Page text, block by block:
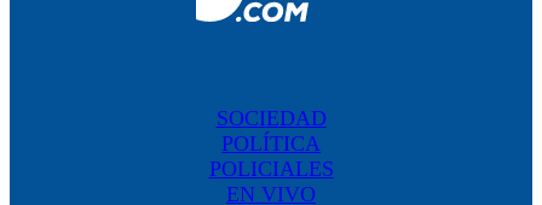
SOCIEDAD
POLÍTICA
POLICIALES
EN VIVO